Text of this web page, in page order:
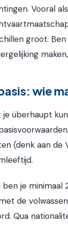
Vooral
groot.
wie
je überhaupt
(denk aan de
ben je minimaal
de
Qua